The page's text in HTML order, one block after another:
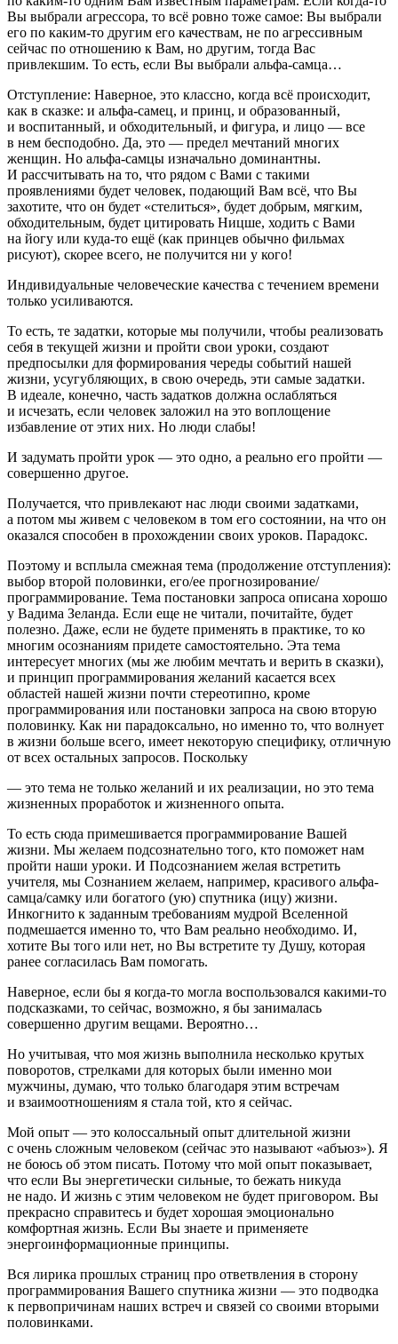
Вы выбрали агрессора, то всё ровно тоже самое: Вы выбрали
его по каким-то другим его качествам, не по агрессивным
сейчас по отношению к Вам, но другим, тогда Вас
привлекшим. То есть, если Вы выбрали альфа-самца…
Отступление: Наверное, это классно, когда всё происходит,
как в сказке: и альфа-самец, и принц, и образованный,
и воспитанный, и обходительный, и фигура, и лицо — все
в нем бесподобно. Да, это — предел мечтаний многих
женщин. Но альфа-самцы изначально доминантны.
И рассчитывать на то, что рядом с Вами с такими
проявлениями будет человек, подающий Вам всё, что Вы
захотите, что он будет «стелиться», будет добрым, мягким,
обходительным, будет цитировать Ницше, ходить с Вами
на йогу или куда-то ещё (как принцев обычно фильмах
рисуют), скорее всего, не получится ни у кого!
Индивидуальные человеческие качества с течением времени
только усиливаются.
То есть, те задатки, которые мы получили, чтобы реализовать
себя в текущей жизни и пройти свои уроки, создают
предпосылки для формирования череды событий нашей
жизни, усугубляющих, в свою очередь, эти самые задатки.
В идеале, конечно, часть задатков должна ослабляться
и исчезать, если человек заложил на это воплощение
избавление от этих них. Но люди слабы!
И задумать пройти урок — это одно, а реально его пройти —
совершенно другое.
Получается, что привлекают нас люди своими задатками,
а потом мы живем с человеком в том его состоянии, на что он
оказался способен в прохождении своих уроков. Парадокс.
Поэтому и всплыла смежная тема (продолжение отступления):
выбор второй половинки, его/ее прогнозирование/
программирование. Тема постановки запроса описана хорошо
у Вадима Зеланда. Если еще не читали, почитайте, будет
полезно. Даже, если не будете применять в практике, то ко
многим осознаниям придете самостоятельно. Эта тема
интересует многих (мы же любим мечтать и верить в сказки),
и принцип программирования желаний касается всех
областей нашей жизни почти стереотипно, кроме
программирования или постановки запроса на свою вторую
половинку. Как ни парадоксально, но именно то, что волнует
в жизни больше всего, имеет некоторую специфику, отличную
от всех остальных запросов. Поскольку
— это тема не только желаний и их реализации, но это тема
жизненных проработок и жизненного опыта.
То есть сюда примешивается программирование Вашей
жизни. Мы желаем подсознательно того, кто поможет нам
пройти наши уроки. И Подсознанием желая встретить
учителя, мы Сознанием желаем, например, красивого альфа-
самца/самку или богатого (ую) спутника (ицу) жизни.
Инкогнито к заданным требованиям мудрой Вселенной
подмешается именно то, что Вам реально необходимо. И,
хотите Вы того или нет, но Вы встретите ту Душу, которая
ранее согласилась Вам помогать.
Наверное, если бы я когда-то могла воспользовался какими-то
подсказками, то сейчас, возможно, я бы занималась
совершенно другим вещами. Вероятно…
Но учитывая, что моя жизнь выполнила несколько крутых
поворотов, стрелками для которых были именно мои
мужчины, думаю, что только благодаря этим встречам
и взаимоотношениям я стала той, кто я сейчас.
Мой опыт — это колоссальный опыт длительной жизни
с очень сложным человеком (сейчас это называют «абъюз»). Я
не боюсь об этом писать. Потому что мой опыт показывает,
что если Вы энергетически сильные, то бежать никуда
не надо. И жизнь с этим человеком не будет приговором. Вы
прекрасно справитесь и будет хорошая эмоционально
комфортная жизнь. Если Вы знаете и применяете
энергоинформационные принципы.
Вся лирика прошлых страниц про ответвления в сторону
программирования Вашего спутника жизни — это подводка
к первопричинам наших встреч и связей со своими вторыми
половинками.